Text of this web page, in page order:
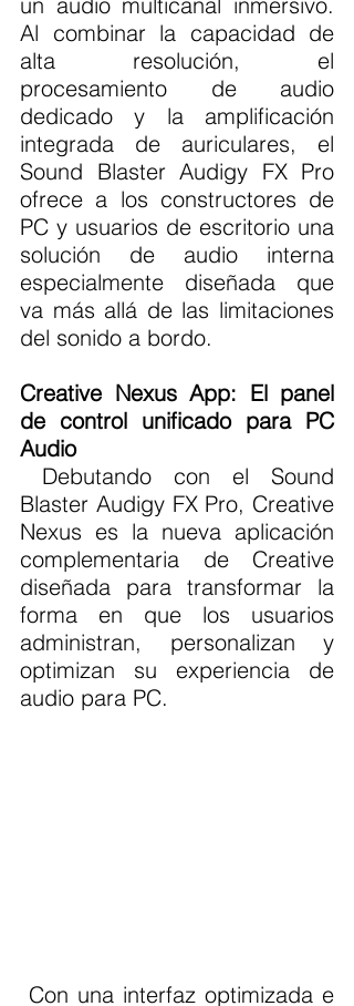
Al combinar la capacidad de
alta resolución, el
procesamiento de audio
dedicado y la amplificación
integrada de auriculares, el
Sound Blaster Audigy FX Pro
ofrece a los constructores de
PC y usuarios de escritorio una
solución de audio interna
especialmente diseñada que
va más allá de las limitaciones
del sonido a bordo.
Creative Nexus App: El panel
de control unificado para PC
Audio
Blaster Audigy FX Pro, Creative
Nexus es la nueva aplicación
complementaria de Creative
diseñada para transformar la
forma en que los usuarios
administran, personalizan y
optimizan su experiencia de
audio para PC.